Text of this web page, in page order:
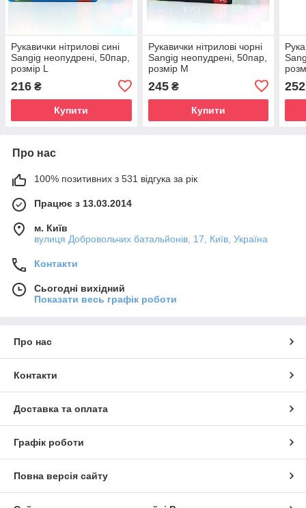
Рукавички нітрилові сині
Sangig неопудрені, 50пар,
розмір L
216 ₴
Купити
Рукавички нітрилові чорні
Sangig неопудрені, 50пар,
розмір M
245₴
Купити
252
Про нас
100% позитивних з 531 відгука за рік
Працює з 13.03.2014
м. Київ
вулиця Добровольчих батальйонів, 17, Київ, Україна
Контакти
Сьогодні вихідний
Показати весь графік роботи
Про нас
Контакти
Доставка та оплата
Графік роботи
Повна версія сайту